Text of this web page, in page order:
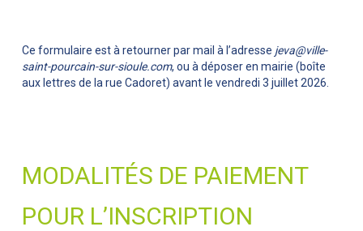
Ce formulaire est à retourner par mail à l’adresse jeva@ville-
saint-pourcain-sur-sioule.com, ou à déposer en mairie (boîte
aux lettres de la rue Cadoret) avant le vendredi 3 juillet 2026.
MODALITÉS DE PAIEMENT
POUR L’INSCRIPTION